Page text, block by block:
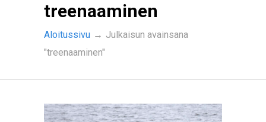
treenaaminen
Aloitussivu → Julkaisun avainsana
"treenaaminen"